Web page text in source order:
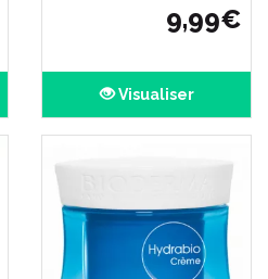
9,99€
Visualiser